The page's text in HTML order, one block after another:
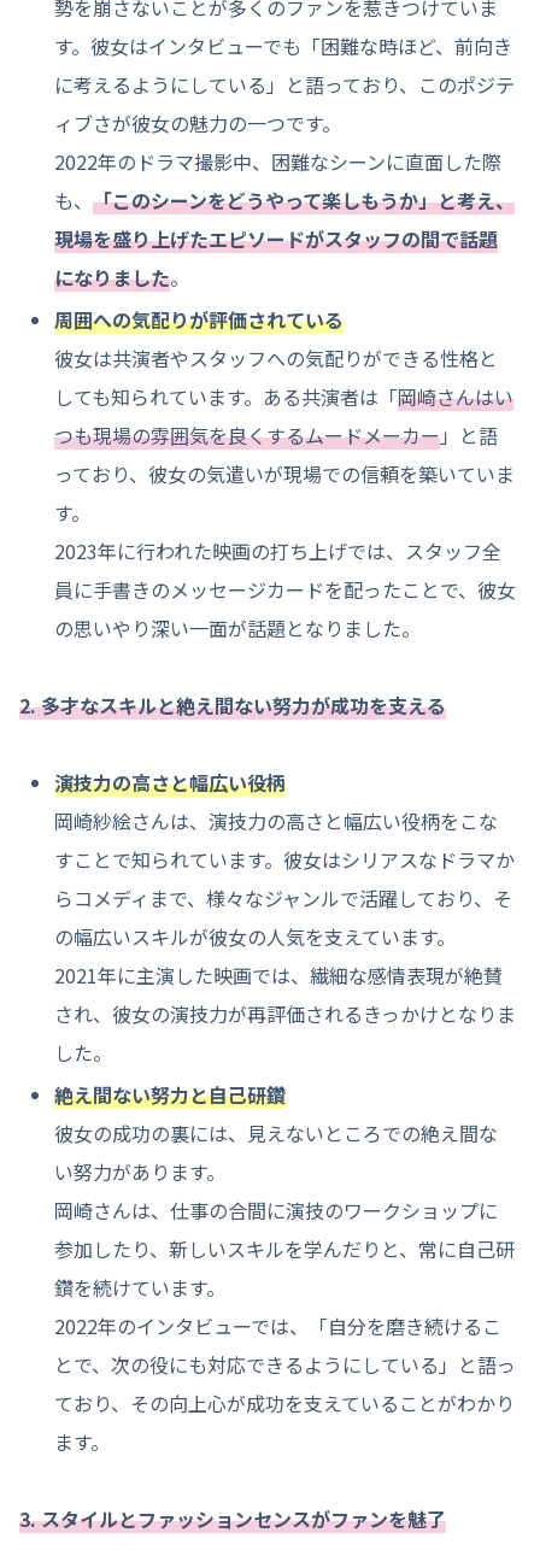
勢を崩さないことが多くのファンを惹きつけていま
す。彼女はインタビューでも「困難な時ほど、前向き
に考えるようにしている」と語っており、このポジテ
ィブさが彼女の魅力の一つです。
2022年のドラマ撮影中、困難なシーンに直面した際
も、「このシーンをどうやって楽しもうか」と考え、
現場を盛り上げたエピソードがスタッフの間で話題
になりました。
周囲への気配りが評価されている
彼女は共演者やスタッフへの気配りができる性格と
しても知られています。ある共演者は「岡崎さんはい
つも現場の雰囲気を良くするムードメーカー」と語
っており、彼女の気遣いが現場での信頼を築いていま
す。
2023年に行われた映画の打ち上げでは、スタッフ全
員に手書きのメッセージカードを配ったことで、彼女
の思いやり深い一面が話題となりました。
2. 多才なスキルと絶え間ない努力が成功を支える
演技力の高さと幅広い役柄
岡崎紗絵さんは、演技力の高さと幅広い役柄をこな
すことで知られています。彼女はシリアスなドラマか
らコメディまで、様々なジャンルで活躍しており、そ
の幅広いスキルが彼女の人気を支えています。
2021年に主演した映画では、繊細な感情表現が絶賛
され、彼女の演技力が再評価されるきっかけとなりま
した。
絶え間ない努力と自己研鑽
彼女の成功の裏には、見えないところでの絶え間な
い努力があります。
岡崎さんは、仕事の合間に演技のワークショップに
参加したり、新しいスキルを学んだりと、常に自己研
鑽を続けています。
2022年のインタビューでは、「自分を磨き続けるこ
とで、次の役にも対応できるようにしている」と語っ
ており、その向上心が成功を支えていることがわかり
ます。
3. スタイルとファッションセンスがファンを魅了